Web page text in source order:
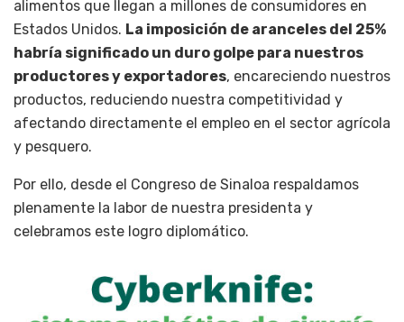
alimentos que llegan a millones de consumidores en
Estados Unidos. La imposición de aranceles del 25%
habría significado un duro golpe para nuestros
productores y exportadores, encareciendo nuestros
productos, reduciendo nuestra competitividad y
afectando directamente el empleo en el sector agrícola
y pesquero.
Por ello, desde el Congreso de Sinaloa respaldamos
plenamente la labor de nuestra presidenta y
celebramos este logro diplomático.